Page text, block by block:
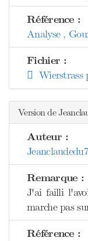
Référence :
Analyse ,
Fichier :
Wierstrass
Version de
Auteur :
Remarque :
J'ai failli
marche pas
Référence :